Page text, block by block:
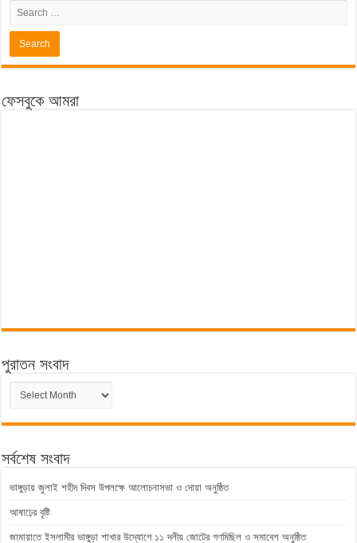
ফেসবুকে আমরা
পুরাতন সংবাদ
পুরাতন
সংবাদ
সর্বশেষ সংবাদ
ভাঙ্গুড়ায় জুলাই শহীদ দিবস উপলক্ষে আলোচনাসভা ও দোয়া অনুষ্ঠিত
আষাঢ়ের বৃষ্টি
জামায়াতে ইসলামীর ভাঙ্গুড়া শাখার উদ্যোগে ১১ দলীয় জোটের গণমিছিল ও সমাবেশ অনুষ্ঠিত